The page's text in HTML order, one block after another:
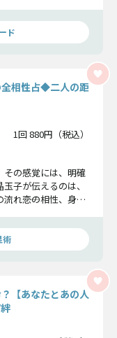
ド
相性占◆二人の距
1回 880円（税込）
その感覚には、明確
子が伝えるのは、
れ――恋の相性、身体
術
【あなたとあの人